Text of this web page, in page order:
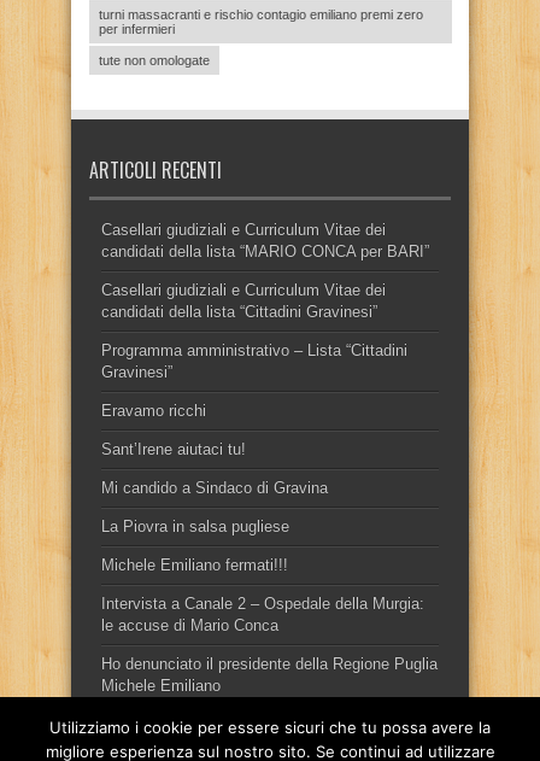
turni massacranti e rischio contagio emiliano premi zero
per infermieri
tute non omologate
ARTICOLI RECENTI
Casellari giudiziali e Curriculum Vitae dei
candidati della lista “MARIO CONCA per BARI”
Casellari giudiziali e Curriculum Vitae dei
candidati della lista “Cittadini Gravinesi”
Programma amministrativo – Lista “Cittadini
Gravinesi”
Eravamo ricchi
Sant’Irene aiutaci tu!
Mi candido a Sindaco di Gravina
La Piovra in salsa pugliese
Michele Emiliano fermati!!!
Intervista a Canale 2 – Ospedale della Murgia:
le accuse di Mario Conca
Ho denunciato il presidente della Regione Puglia
Michele Emiliano
Utilizziamo i cookie per essere sicuri che tu possa avere la
migliore esperienza sul nostro sito. Se continui ad utilizzare